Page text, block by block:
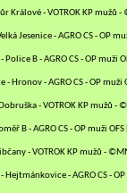
Králové - VOTROK KP mužů -
Jesenice - AGRO CS - OP
B - AGRO CS - OP muži
- Hronov - AGRO CS - OP muži
- VOTROK KP mužů -
B - AGRO CS - OP muži
- VOTROK KP mužů -